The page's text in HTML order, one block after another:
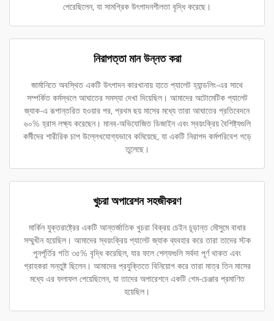
পেরেছিলেন, যা সামগ্রিক উৎপাদনশীলতা বৃদ্ধি করেছে।
নিরাপত্তা মান উন্নত করা
জার্মানিতে অবস্থিত একটি উৎপাদন কারখানায় হাতে প্যালেট হ্যান্ডলিং-এর সাথে
সম্পর্কিত কর্মস্থলে আঘাতের সমস্যা দেখা দিয়েছিল। আমাদের অটোমেটিক প্যালেট
জ্যাক-এ রূপান্তরিত হওয়ার পর, প্রথম ছয় মাসের মধ্যে তারা আঘাতের প্রতিবেদনে
৬০% হ্রাস লক্ষ্য করেছেন। মানব-অভিযোজিত ডিজাইন এবং স্বয়ংক্রিয় বৈশিষ্ট্যগুলি
কর্মীদের শারীরিক চাপ উল্লেখযোগ্যভাবে কমিয়েছে, যা একটি নিরাপদ কর্মপরিবেশ গড়ে
তুলেছে।
খুচরা অপারেশন সহজীকরণ
মার্কিন যুক্তরাষ্ট্রের একটি আন্তর্জাতিক খুচরা বিক্রয় চেইন চূড়ান্ত মৌসুমে বাধার
সম্মুখীন হয়েছিল। আমাদের স্বয়ংক্রিয় প্যালেট জ্যাক ব্যবহার করে তারা তাদের স্টক
পুনর্পূর্তির গতি ৩৫% বৃদ্ধি করেছিল, যার ফলে শেল্ফগুলি সর্বদা পূর্ণ থাকত এবং
গ্রাহকরা সন্তুষ্ট ছিলেন। আমাদের প্রযুক্তিতে বিনিয়োগ করে তারা মাত্র তিন মাসের
মধ্যে এর ফলাফল পেয়েছিলেন, যা তাদের অপারেশনে একটি গেম-চেঞ্জার প্রমাণিত
হয়েছিল।